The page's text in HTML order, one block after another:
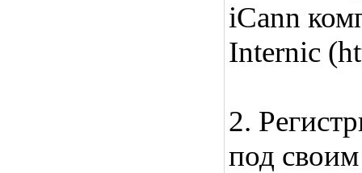
iCann
Internic
2.
под